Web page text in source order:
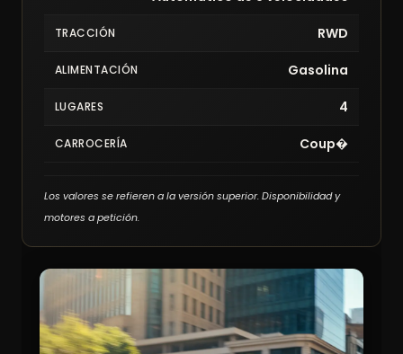
TRACCIÓN RWD
ALIMENTACIÓN Gasolina
LUGARES 4
CARROCERÍA Coup�
Los valores se refieren a la versión superior. Disponibilidad y
motores a petición.